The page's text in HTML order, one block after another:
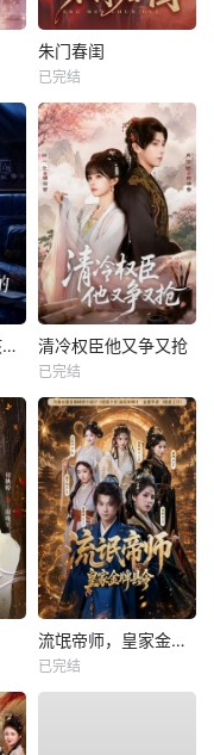
朱门春闺
已完结
当上月嫂后发现孩子是我的 清冷权臣他又争又抢
已完结
流氓帝师，皇家金牌县令
已完结